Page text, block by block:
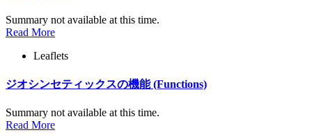
Summary not available at this time.
Read More
Leaflets
ジオシンセティックスの機能 (Functions)
Summary not available at this time.
Read More